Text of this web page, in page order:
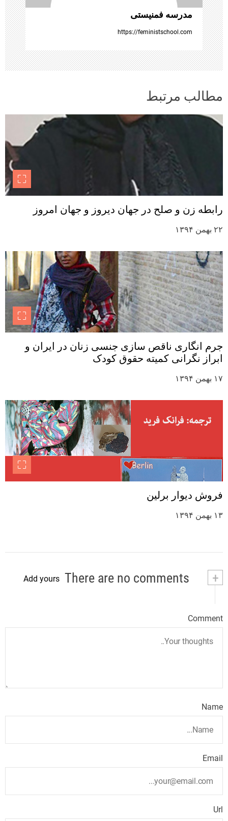
ه
ا
مدرسه فمنیستی
https://feministschool.com
مطالب مرتبط
رابطه زن و صلح در جهان دیروز و جهان امروز
۲۲ بهمن ۱۳۹۴
جرم انگاری ناقص سازی جنسی زنان در ایران و
ابراز نگرانی کمیته حقوق کودک
۱۷ بهمن ۱۳۹۴
فروش دیوار برلین
۱۳ بهمن ۱۳۹۴
+
Add yours
Comment
Name
Email
Url